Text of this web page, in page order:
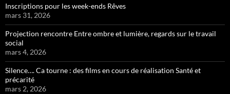
Inscriptions pour les week-ends Rêves
mars 31, 2026
Projection rencontre Entre ombre et lumière, regards sur le travail
social
mars 4, 2026
Silence…. Ca tourne : des films en cours de réalisation Santé et
précarité
mars 2, 2026